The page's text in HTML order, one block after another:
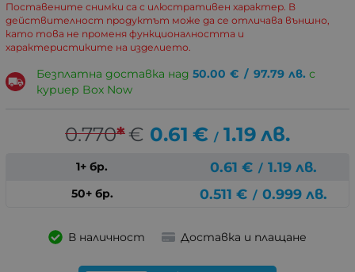
Поставените снимки са с илюстративен характер. В
действителност продуктът може да се отличава външно,
като това не променя функционалността и
характеристиките на изделието.
Безплатна доставка над 50.00 € / 97.79 лв. с
куриер Box Now
0.770*€ 0.61 € / 1.19 лв.
1+ бр. 0.61 € / 1.19 лв.
50+ бр. 0.511 € / 0.999 лв.
В наличност Доставка и плащане